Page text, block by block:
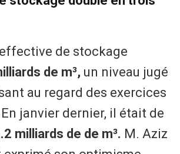
de stockage
de m³, un niveau jugé
au regard des exercices
janvier dernier, il était de
milliards de de m³. M. Aziz